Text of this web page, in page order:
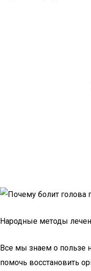
Народные методы
Все мы знаем о пользе
помочь восстановить